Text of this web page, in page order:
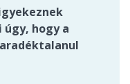
hogy a